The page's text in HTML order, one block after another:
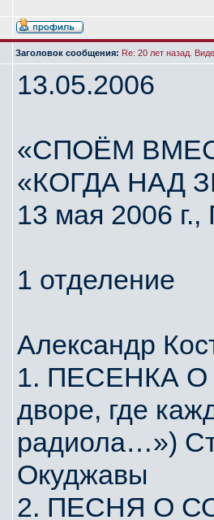
Заголовок сообщения: Re: 20 лет назад.
13.05.2006
«СПОЁМ
«КОГДА НАД
13 мая 2006 г.,
1 отделение
Александр
1. ПЕСЕНКА
дворе, где
радиола…»)
Окуджавы
2. ПЕСНЯ О